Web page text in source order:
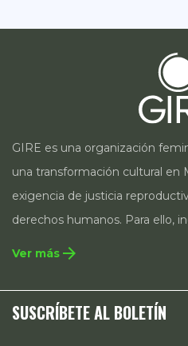
GIRE es una organización
una transformación cultural en
exigencia de justicia
derechos humanos. Para ello,
integral que contempla la
estrategias de comunicación e
estado de los derechos
Ver más arrow_forward
SUSCRÍBETE AL BOLETÍN